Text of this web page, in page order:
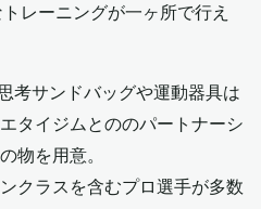
レーニングが一ヶ所で行え
考サンドバッグや運動器具は
タイジムとののパートナーシ
物を用意。
クラスを含むプロ選手が多数